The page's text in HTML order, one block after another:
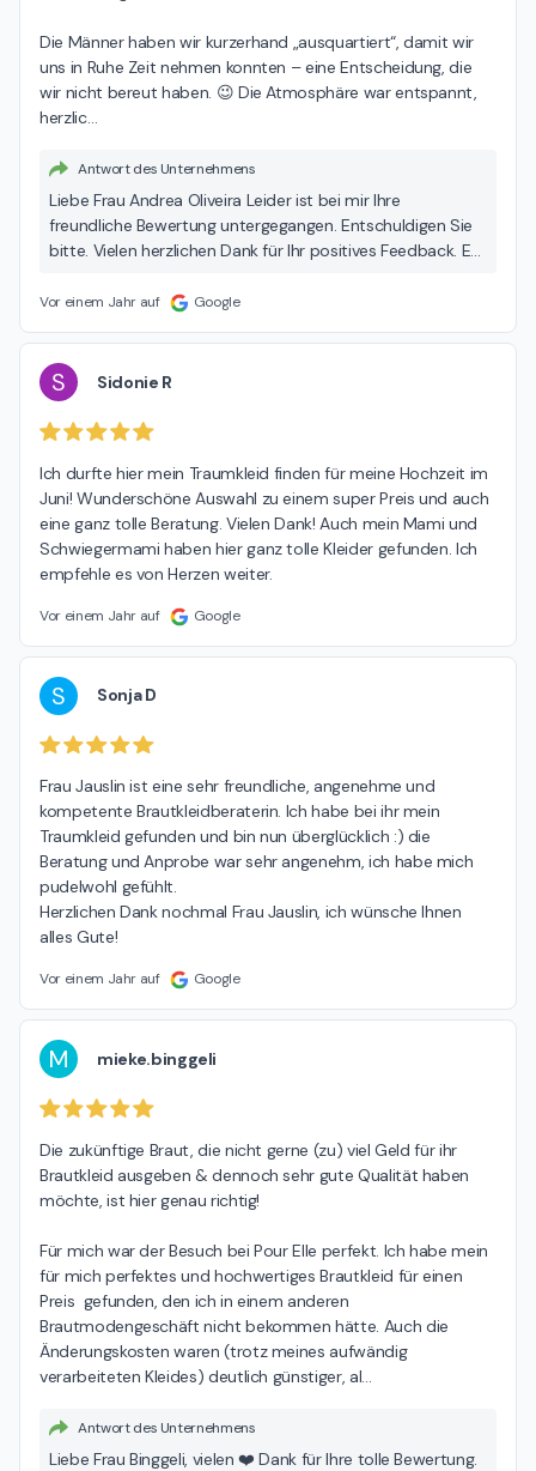
Die Männer haben wir kurzerhand „ausquartiert“, damit wir
uns in Ruhe Zeit nehmen konnten – eine Entscheidung, die
wir nicht bereut haben. 😉 Die Atmosphäre war entspannt,
herzlic…
Antwort des Unternehmens
Liebe Frau Andrea Oliveira Leider ist bei mir Ihre
freundliche Bewertung untergegangen. Entschuldigen Sie
bitte. Vielen herzlichen Dank für Ihr positives Feedback. Es
behilflich zu sein. Ich wünsche Ihnen in Ihrem
und ganz viel Glück. POUR ELLE Brautmode Silvia Jauslin
Vor einem Jahr auf Google
S Sidonie R
Ich durfte hier mein Traumkleid finden für meine Hochzeit im
Juni! Wunderschöne Auswahl zu einem super Preis und auch
eine ganz tolle Beratung. Vielen Dank! Auch mein Mami und
Schwiegermami haben hier ganz tolle Kleider gefunden. Ich
empfehle es von Herzen weiter.
Vor einem Jahr auf Google
S Sonja D
Frau Jauslin ist eine sehr freundliche, angenehme und
kompetente Brautkleidberaterin. Ich habe bei ihr mein
Traumkleid gefunden und bin nun überglücklich :) die
Beratung und Anprobe war sehr angenehm, ich habe mich
pudelwohl gefühlt.
Herzlichen Dank nochmal Frau Jauslin, ich wünsche Ihnen
alles Gute!
Vor einem Jahr auf Google
M mieke.binggeli
Die zukünftige Braut, die nicht gerne (zu) viel Geld für ihr
Brautkleid ausgeben & dennoch sehr gute Qualität haben
möchte, ist hier genau richtig!
Für mich war der Besuch bei Pour Elle perfekt. Ich habe mein
für mich perfektes und hochwertiges Brautkleid für einen
Preis  gefunden, den ich in einem anderen
Brautmodengeschäft nicht bekommen hätte. Auch die
Änderungskosten waren (trotz meines aufwändig
verarbeiteten Kleides) deutlich günstiger, al…
Antwort des Unternehmens
Liebe Frau Binggeli, vielen ❤️ Dank für Ihre tolle Bewertung.